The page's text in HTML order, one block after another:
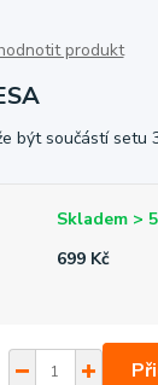
produkt
být součástí setu
Skladem >
699 Kč